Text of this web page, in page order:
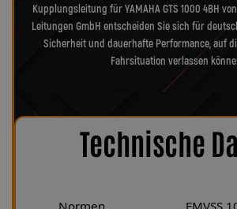
Kupplungsleitung für YAMAHA GTS 1000 4BH
Leitungen GmbH entscheiden Sie sich für
Sicherheit und dauerhafte Performance, auf
Fahrsituation verlassen
Technische
Normen FMVSS